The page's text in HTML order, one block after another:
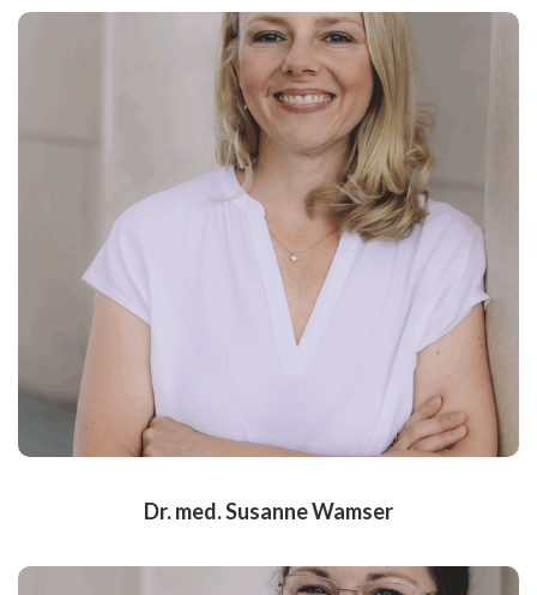
Fachärztin für Allgemeinmedizin
Akupunktur
Medizinstudium in
Erlangen und
LMU München
mehrjährige Tätigkeit in versch. Kliniken und
Praxen
Seit September 2024
Hausarztpraxis Friesdorf.
Dr. med. Susanne Wamser